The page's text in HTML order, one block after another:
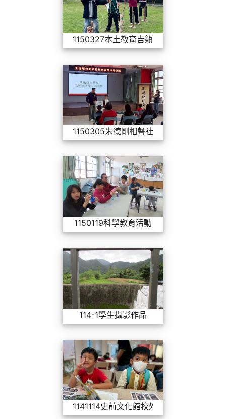
1150327本土教育吉籟獵人學校參訪
1150305朱德剛
1150305朱德剛相聲社－口語表達訓練
1150119科學教
1150119科學教育活動
114-1學生攝影作
114-1學生攝影作品
1141114史前文
1141114史前文化館校外教學